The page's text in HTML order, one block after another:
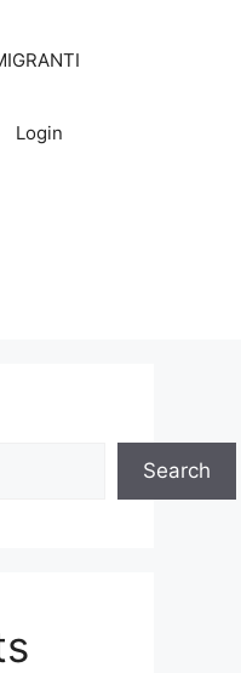
Login
Search